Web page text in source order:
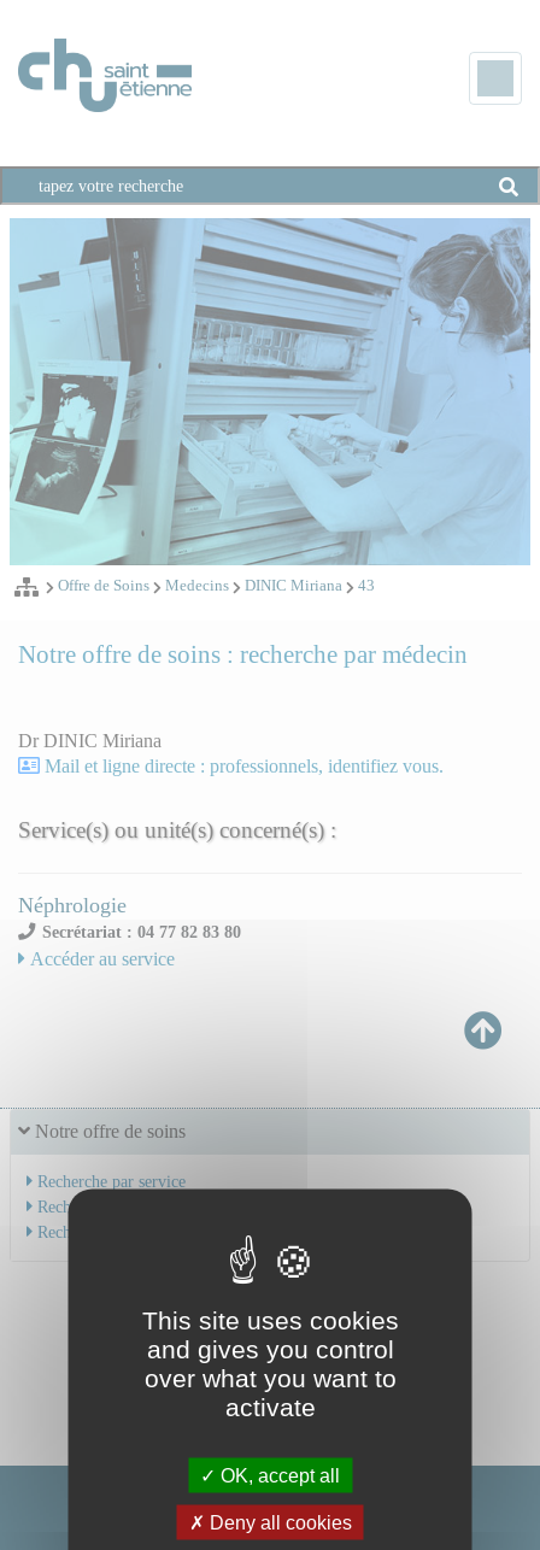
Offre de Soins Medecins DINIC Miriana 43
Notre offre de soins
Recherche par service
Recherche par spécialité
Recherche par médecin
Notre offre de soins : recherche par médecin
Dr DINIC Miriana
Mail et ligne directe : professionnels, identifiez vous.
Service(s) ou unité(s) concerné(s) :
Néphrologie
Secrétariat : 04 77 82 83 80
Accéder au service
This site uses cookies
and gives you control
over what you want to
activate
OK, accept all
Deny all cookies